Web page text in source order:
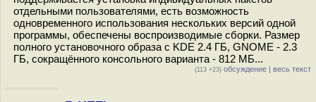
отдельными пользователями, есть возможность
одновременного использования нескольких версий одной
программы, обеспечены воспроизводимые сборки. Размер
полного установочного образа с KDE 2.4 ГБ, GNOME - 2.3
ГБ, сокращённого консольного варианта - 812 МБ...
(113 +23) обсуждение | весь текст